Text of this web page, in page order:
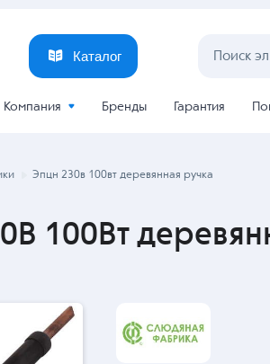
Каталог
Компания Бренды Гарантия
Эпцн 230в 100вт деревянная ручка
100Вт